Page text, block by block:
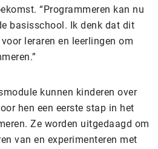
“Programmeren kan nu
basisschool. Ik denk dat dit
leraren en leerlingen om
kunnen kinderen over
hen een eerste stap in het
Ze worden uitgedaagd om
van en experimenteren met